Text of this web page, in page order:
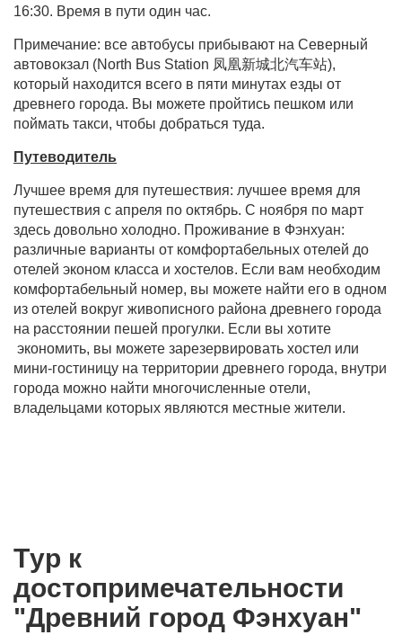
16:30. Время в пути один час.
Примечание: все автобусы прибывают на Северный
автовокзал (North Bus Station 凤凰新城北汽车站),
который находится всего в пяти минутах езды от
древнего города. Вы можете пройтись пешком или
поймать такси, чтобы добраться туда.
Путеводитель
Лучшее время для путешествия: лучшее время для
путешествия с апреля по октябрь. С ноября по март
здесь довольно холодно. Проживание в Фэнхуан:
различные варианты от комфортабельных отелей до
отелей эконом класса и хостелов. Если вам необходим
комфортабельный номер, вы можете найти его в одном
из отелей вокруг живописного района древнего города
на расстоянии пешей прогулки. Если вы хотите
экономить, вы можете зарезервировать хостел или
мини-гостиницу на территории древнего города, внутри
города можно найти многочисленные отели,
владельцами которых являются местные жители.
Tур к
достопримечательности
"Древний город Фэнхуан"